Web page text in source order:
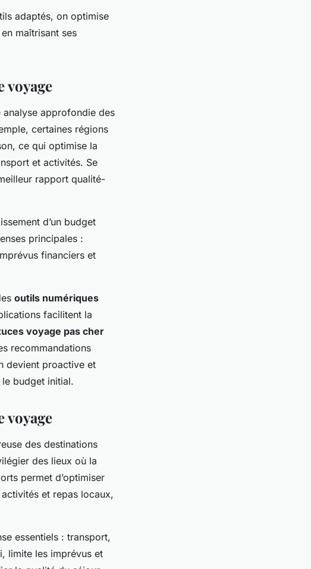
adaptés, on optimise
maîtrisant ses
voyage
analyse approfondie des
certaines régions
ce qui optimise la
et activités. Se
rapport qualité-
d’un budget
principales :
financiers et
outils numériques
facilitent la
voyage pas cher
recommandations
devient proactive et
budget initial.
voyage
des destinations
des lieux où la
permet d’optimiser
et repas locaux,
essentiels : transport,
limite les imprévus et